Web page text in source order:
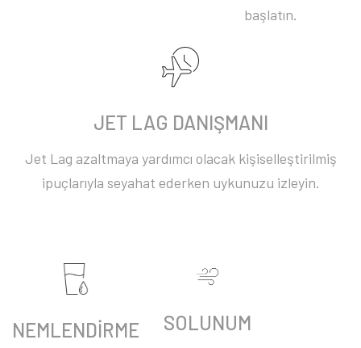
başlatın.
JET LAG DANIŞMANI
Jet Lag azaltmaya yardımcı olacak kişiselleştirilmiş
ipuçlarıyla seyahat ederken uykunuzu izleyin.
NEMLENDİRME SOLUNUM